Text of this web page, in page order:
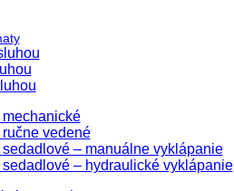
vedené
– manuálne vyklápanie
– hydraulické vyklápanie